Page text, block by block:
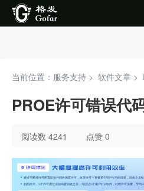
当前位置：服务支持 > 软件文章 >
PROE许可错误代
阅读数 4241 点赞 0